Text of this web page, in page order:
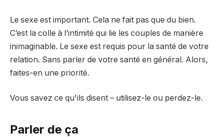
Le sexe est important. Cela ne fait pas que du bien.
C’est la colle à l’intimité qui lie les couples de manière
inimaginable. Le sexe est requis pour la santé de votre
relation. Sans parler de votre santé en général. Alors,
faites-en une priorité.
Vous savez ce qu'ils disent – utilisez-le ou perdez-le.
Parler de ça